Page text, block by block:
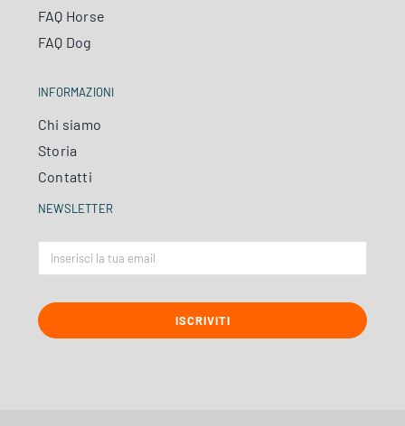
FAQ Horse
FAQ Dog
INFORMAZIONI
Chi siamo
Storia
Contatti
NEWSLETTER
ISCRIVITI